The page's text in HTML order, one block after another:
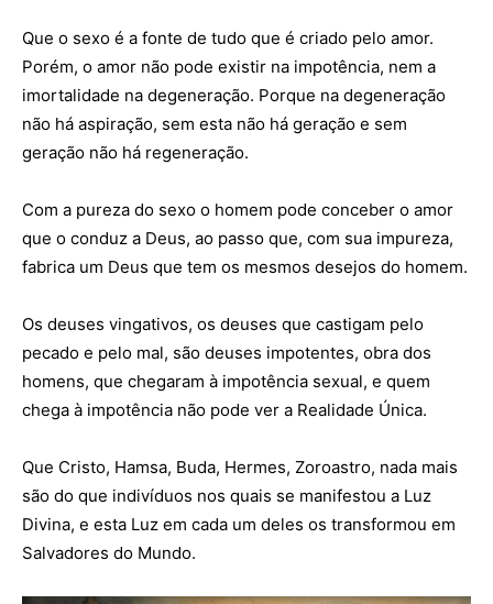
Que o sexo é a fonte de tudo que é criado pelo amor.
Porém, o amor não pode existir na impotência, nem a
imortalidade na degeneração. Porque na degeneração
não há aspiração, sem esta não há geração e sem
geração não há regeneração.
Com a pureza do sexo o homem pode conceber o amor
que o conduz a Deus, ao passo que, com sua impureza,
fabrica um Deus que tem os mesmos desejos do homem.
Os deuses vingativos, os deuses que castigam pelo
pecado e pelo mal, são deuses impotentes, obra dos
homens, que chegaram à impotência sexual, e quem
chega à impotência não pode ver a Realidade Única.
Que Cristo, Hamsa, Buda, Hermes, Zoroastro, nada mais
são do que indivíduos nos quais se manifestou a Luz
Divina, e esta Luz em cada um deles os transformou em
Salvadores do Mundo.